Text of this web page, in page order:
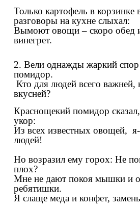
Только картофель в
разговоры на кухне слыхал:
Вымоют овощи – скоро обед
винегрет.
2. Вели однажды жаркий
помидор.
Кто для людей всего важней,
вкусней?
Краснощекий помидор
укор:
Из всех известных овощей,
людей!
Но возразил ему горох: Не
плох?
Мне не дают покоя мышки и
ребятишки.
Я слаще меда и конфет,